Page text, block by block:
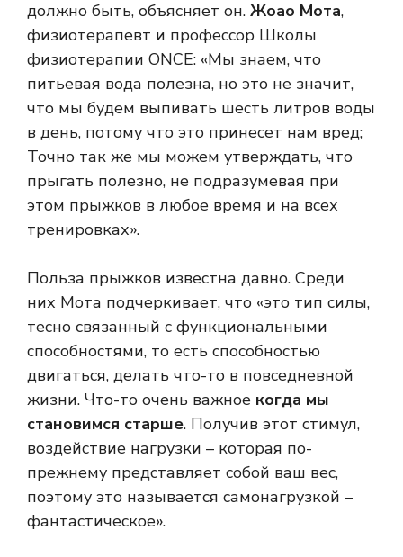
должно быть, объясняет он. Жоао Мота,
физиотерапевт и профессор Школы
физиотерапии ONCE: «Мы знаем, что
питьевая вода полезна, но это не значит,
что мы будем выпивать шесть литров воды
в день, потому что это принесет нам вред;
Точно так же мы можем утверждать, что
прыгать полезно, не подразумевая при
этом прыжков в любое время и на всех
тренировках».
Польза прыжков известна давно. Среди
них Мота подчеркивает, что «это тип силы,
тесно связанный с функциональными
способностями, то есть способностью
двигаться, делать что-то в повседневной
жизни. Что-то очень важное когда мы
становимся старше. Получив этот стимул,
воздействие нагрузки – которая по-
прежнему представляет собой ваш вес,
поэтому это называется самонагрузкой –
фантастическое».